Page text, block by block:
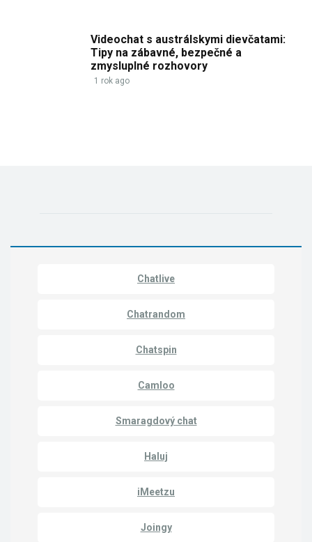
Videochat s austrálskymi dievčatami:
Tipy na zábavné, bezpečné a
zmysluplné rozhovory
1 rok ago
Chatlive
Chatrandom
Chatspin
Camloo
Smaragdový chat
Haluj
iMeetzu
Joingy